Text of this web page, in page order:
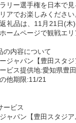
ラリー選手権を日本で
アでお楽しみください
返礼品は、11月21日(
ームページで観戦エ
の内容について
ージャパン【豊田スタ
ス提供地:愛知県豊
期限:11/21
ービス
ャパン【豊田スタジ